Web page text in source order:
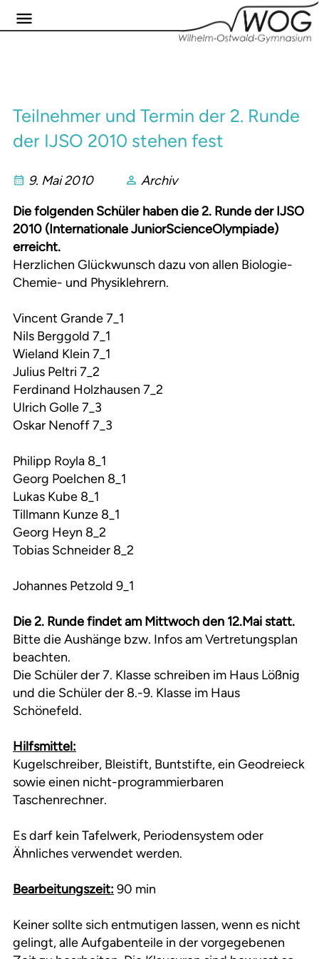
Teilnehmer und Termin der 2. Runde
der IJSO 2010 stehen fest
9. Mai 2010
Archiv
Die folgenden Schüler haben die 2. Runde der IJSO
2010 (Internationale JuniorScienceOlympiade)
erreicht.
Herzlichen Glückwunsch dazu von allen Biologie-
Chemie- und Physiklehrern.
Vincent Grande 7_1
Nils Berggold 7_1
Wieland Klein 7_1
Julius Peltri 7_2
Ferdinand Holzhausen 7_2
Ulrich Golle 7_3
Oskar Nenoff 7_3
Philipp Royla 8_1
Georg Poelchen 8_1
Lukas Kube 8_1
Tillmann Kunze 8_1
Georg Heyn 8_2
Tobias Schneider 8_2
Johannes Petzold 9_1
Die 2. Runde findet am Mittwoch den 12.Mai statt.
Bitte die Aushänge bzw. Infos am Vertretungsplan
beachten.
Die Schüler der 7. Klasse schreiben im Haus Lößnig
und die Schüler der 8.-9. Klasse im Haus
Schönefeld.
Hilfsmittel:
Kugelschreiber, Bleistift, Buntstifte, ein Geodreieck
sowie einen nicht-programmierbaren
Taschenrechner.
Es darf kein Tafelwerk, Periodensystem oder
Ähnliches verwendet werden.
Bearbeitungszeit: 90 min
Keiner sollte sich entmutigen lassen, wenn es nicht
gelingt, alle Aufgabenteile in der vorgegebenen